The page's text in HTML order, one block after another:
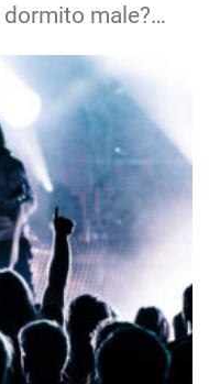
male?…